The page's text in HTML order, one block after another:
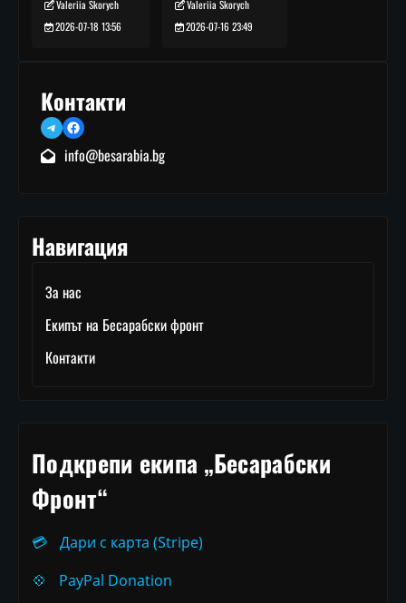
Valeriia Skorych
2026-07-18 13:56
Valeriia Skorych
2026-07-16 23:49
Контакти
TelegramFacebook
info@besarabia.bg
Навигация
За нас
Екипът на Бесарабски фронт
Контакти
Подкрепи екипа „Бесарабски
Фронт“
💳
Дари с карта (Stripe)
💠
PayPal Donation